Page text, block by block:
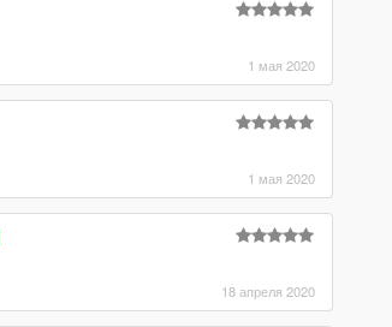
1 мая 2020
1 мая 2020
18 апреля 2020